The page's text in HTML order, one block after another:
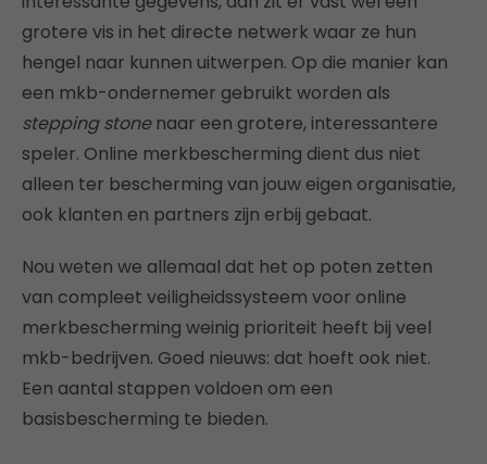
grotere vis in het directe netwerk waar ze hun
hengel naar kunnen uitwerpen. Op die manier kan
een mkb-ondernemer gebruikt worden als
stepping stonenaar een grotere, interessantere
speler. Online merkbescherming dient dus niet
alleen ter bescherming van jouw eigen organisatie,
ook klanten en partners zijn erbij gebaat.
Nou weten we allemaal dat het op poten zetten
van compleet veiligheidssysteem voor online
merkbescherming weinig prioriteit heeft bij veel
mkb-bedrijven. Goed nieuws: dat hoeft ook niet.
Een aantal stappen voldoen om een
basisbescherming te bieden.